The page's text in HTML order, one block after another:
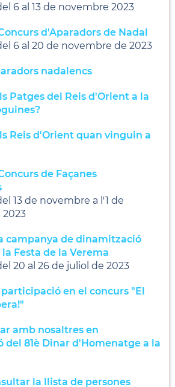
6 al 13 de novembre 2023
d'Aparadors de Nadal
6 al 20 de novembre de 2023
nadalencs
Patges del Reis d'Orient a la
Reis d'Orient quan vinguin a
de Façanes
13 de novembre a l'1 de
campanya de dinamització
Festa de la Verema
20 al 26 de juliol de 2023
en el concurs "El
amb nosaltres en
del 81è Dinar d'Homenatge a la
la llista de persones